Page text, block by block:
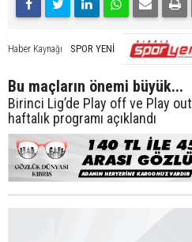
Haber Kaynağı SPOR YENİ
Bu maçların önemi büyük...
Birinci Lig’de Play off ve Play
haftalık programı açıklandı